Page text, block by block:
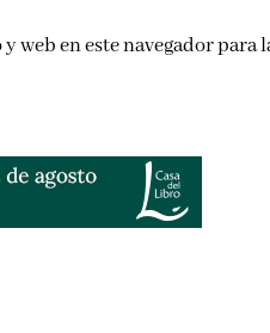
web en este navegador para